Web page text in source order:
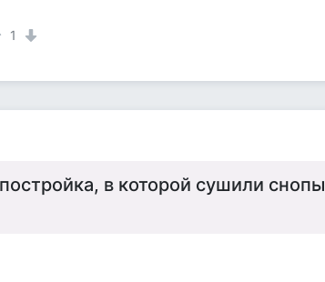
1
в которой сушили снопы